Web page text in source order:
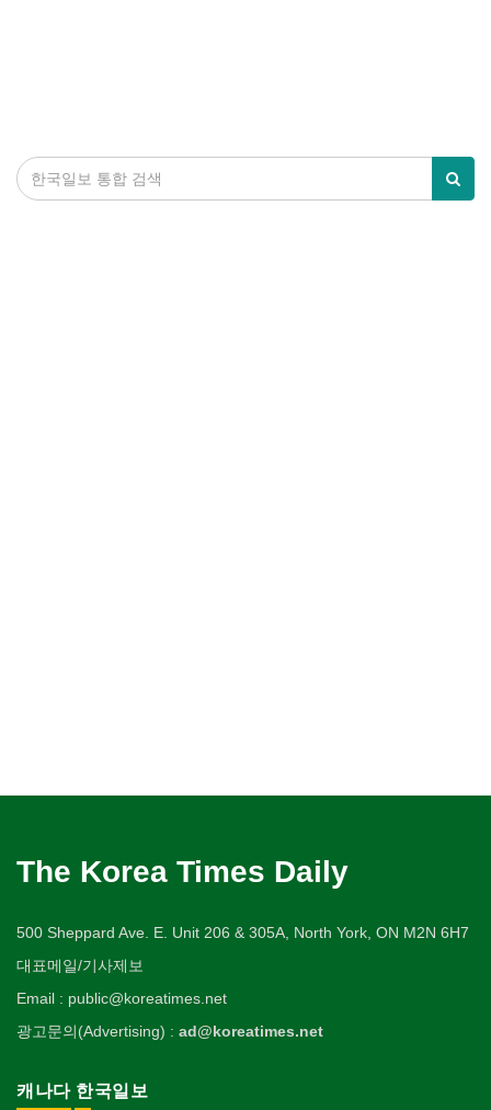
The Korea Times Daily
500 Sheppard Ave. E. Unit 206 & 305A, North York, ON M2N 6H7
대표메일/기사제보
Email : public@koreatimes.net
광고문의(Advertising) : ad@koreatimes.net
캐나다 한국일보